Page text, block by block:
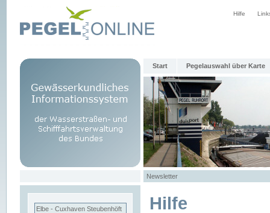
Hilfe
Start Pegelauswahl über Karte
Newsletter
Elbe - Cuxhaven Steubenhöft Hilfe